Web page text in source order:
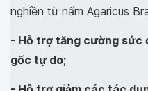
nghiền từ nấm Agaricus
- Hỗ trợ tăng cường sức
gốc tự do;